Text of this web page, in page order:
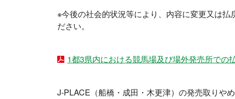
※今後の社会的状況等により、内容に変更又は
ださい。
1都3県内における競馬場及び場外発売所での
J-PLACE（船橋・成田・木更津）の発売取りや